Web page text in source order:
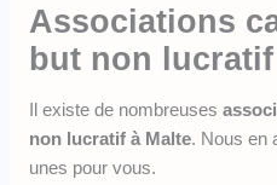
Associations
but non lucratif
Il existe de nombreuses
non lucratif à Malte. Nous en
unes pour vous.